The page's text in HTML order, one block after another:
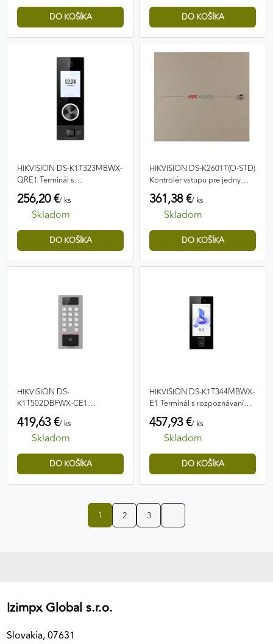
HIKVISION DS-K1T323MBWX-
QRE1 Terminál s
rozpoznávaním tváre
256,20 €/ ks
Skladom
HIKVISION DS-K2601T(O-STD)
Kontrolér vstupu pre jedny
dvere.
361,38 €/ ks
Skladom
HIKVISION DS-
K1T502DBFWX-CE1
Prístupový terminál
419,63 €/ ks
Skladom
HIKVISION DS-K1T344MBWX-
E1 Terminál s rozpoznávaním
tváre
457,93 €/ ks
Skladom
1 2 3
Izimpx Global s.r.o.
Slovakia, 07631